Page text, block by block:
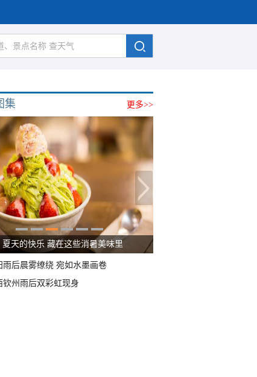
更多>>
集
夏天的快乐 藏在这些消暑美味里
雨后晨雾缭绕 宛如水墨画卷
钦州雨后双彩虹现身